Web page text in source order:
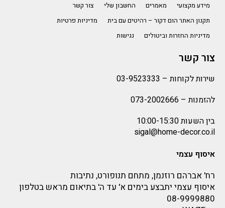
מידע מקצועי מאמרים החשבון שלי
צור קשר
תקנון האתר הום דקור – רהיטים עם בית
מדיניות פרטיות
מדיניות החזרות וביטולים
נגישות
צור קשר
שירות לקוחות – 03-9523333
להזמנות – 073-2002666
בין השעות 10:00-15:30
sigal@home-decor.co.il
איסוף עצמי
רח' אברהם רוזנמן, מתחם תנופורט, נתיבות
איסוף עצמי יתבצע בימים א' עד ה' בתיאום מראש בטלפון
08-9999880